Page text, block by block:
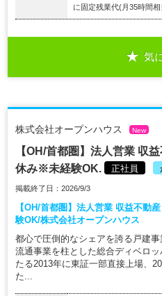
に固定残業代(月35時間相
気
株式会社オープンハウス New
【OH/首都圏】法人営業 収
休み※未経験OK.
正社員
掲載終了日：2026/9/3
【OH/首都圏】法人営業 収益不動
験OK/株式会社オープンハウス
都心で圧倒的なシェアを誇る戸建
流通事業を柱とした総合ディベロ
たる2013年に東証一部直接上場、
た...